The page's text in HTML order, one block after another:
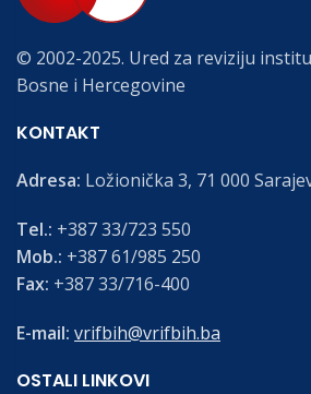
© 2002-2025. Ured za reviziju
Bosne i Hercegovine
KONTAKT
Adresa: Ložionička 3, 71 000
Tel.: +387 33/723 550
Mob.: +387 61/985 250
Fax: +387 33/716-400
E-mail: vrifbih@vrifbih.ba
OSTALI LINKOVI